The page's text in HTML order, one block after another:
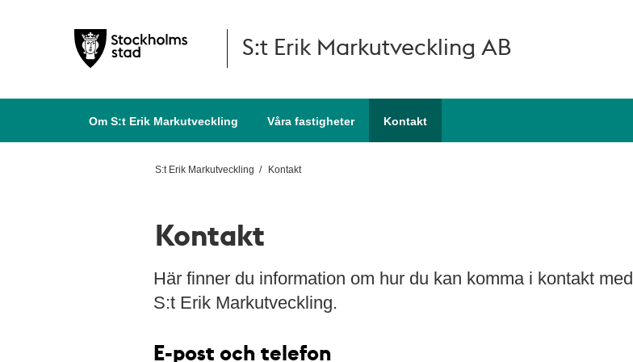
Hoppa till huvudinnehållet S:t Erik Markutveckling AB
Om S:t Erik Markutveckling Våra fastigheter Kontakt
S:t Erik Markutveckling Kontakt
Kontakt
Här finner du information om hur du kan komma i kontakt med
S:t Erik Markutveckling.
E-post och telefon